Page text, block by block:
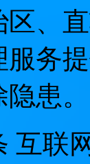
区、
服务
患。
互联